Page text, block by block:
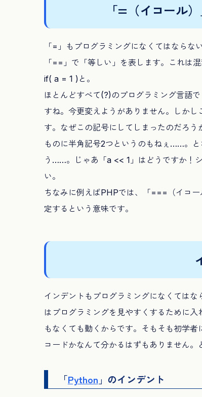
「=（イコール
「=」もプログラミングになくてはならな
「==」で「等しい」を表します。これは
if( a = 1 )と。
ほとんどすべて(?)のプログラミング言語
すね。今更変えようがありません。しか
す。なぜこの記号にしてしまったのだろ
ものに半角記号2つというのもねぇ……。
う……。じゃあ「a << 1」はどうですか！
い。
ちなみに例えばPHPでは、「===（イコ
定するという意味です。
インデントもプログラミングになくては
はプログラミングを見やすくするために
もなくても動くからです。そもそも初学
コードかなんて分かるはずもありません
「Python 」のインデント